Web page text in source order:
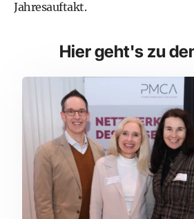
Jahresauftakt.
Hier geht's zu